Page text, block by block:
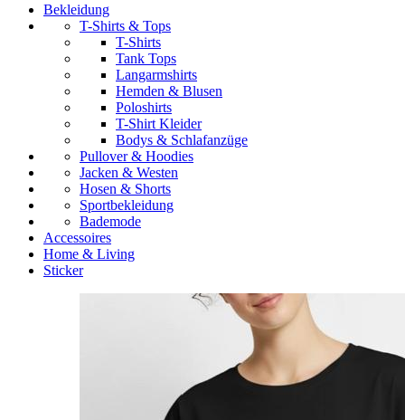
Bekleidung
T-Shirts & Tops
T-Shirts
Tank Tops
Langarmshirts
Hemden & Blusen
Poloshirts
T-Shirt Kleider
Bodys & Schlafanzüge
Pullover & Hoodies
Jacken & Westen
Hosen & Shorts
Sportbekleidung
Bademode
Accessoires
Home & Living
Sticker